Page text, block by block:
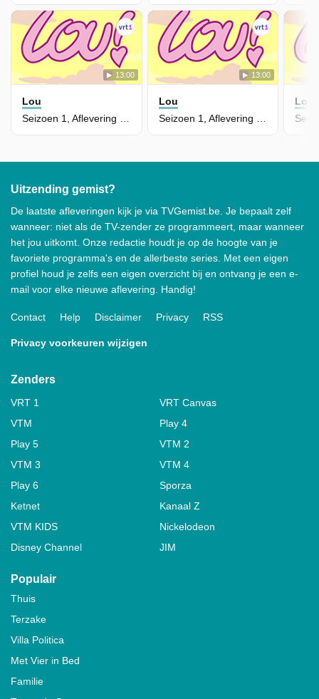
13:00
Lou
13:00
Lou
Lou
Uitzending gemist?
De laatste afleveringen kijk je via TVGemist.be. Je bepaalt zelf
wanneer: niet als de TV-zender ze programmeert, maar wanneer
het jou uitkomt. Onze redactie houdt je op de hoogte van je
favoriete programma's en de allerbeste series. Met een eigen
profiel houd je zelfs een eigen overzicht bij en ontvang je een e-
mail voor elke nieuwe aflevering. Handig!
Contact Help Disclaimer Privacy RSS
Privacy voorkeuren wijzigen
Zenders
VRT 1
VRT Canvas
VTM
Play 4
Play 5
VTM 2
VTM 3
VTM 4
Play 6
Sporza
Ketnet
Kanaal Z
VTM KIDS
Nickelodeon
Disney Channel
JIM
Populair
Thuis
Terzake
Villa Politica
Met Vier in Bed
Familie